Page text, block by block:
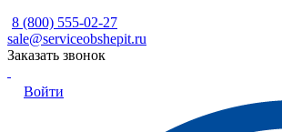
8 (800) 555-02-27
sale@serviceobshepit.ru
Заказать звонок
Войти